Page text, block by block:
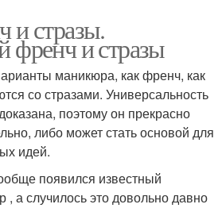
и стразы.
френч и стразы
маникюра, как френч, как
со стразами. Универсальность
поэтому он прекрасно
либо может стать основой для
идей.
появился известный
а случилось это довольно давно